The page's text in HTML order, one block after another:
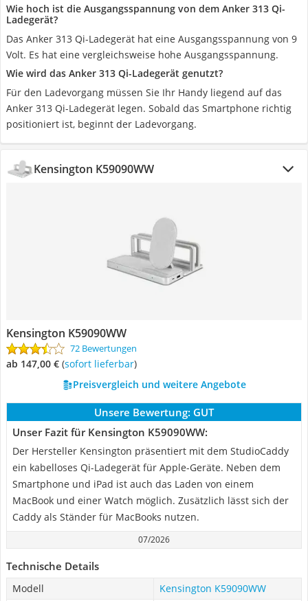
Wie hoch ist die Ausgangsspannung von dem Anker 313 Qi-
Ladegerät?
Das Anker 313 Qi-Ladegerät hat eine Ausgangsspannung von 9
Volt. Es hat eine vergleichsweise hohe Ausgangsspannung.
Wie wird das Anker 313 Qi-Ladegerät genutzt?
Für den Ladevorgang müssen Sie Ihr Handy liegend auf das
Anker 313 Qi-Ladegerät legen. Sobald das Smartphone richtig
positioniert ist, beginnt der Ladevorgang.
Kensington K59090WW
Kensington K59090WW
72 Bewertungen
ab 147,00 € ( Sofort lieferbar)
Preisvergleich und weitere Angebote
Unsere Bewertung: GUT
Unser Fazit für Kensington K59090WW:
Der Hersteller Kensington präsentiert mit dem StudioCaddy
ein kabelloses Qi-Ladegerät für Apple-Geräte. Neben dem
Smartphone und iPad ist auch das Laden von einem
MacBook und einer Watch möglich. Zusätzlich lässt sich der
Caddy als Ständer für MacBooks nutzen.
07/2026
Technische Details
Modell
Kensington K59090WW